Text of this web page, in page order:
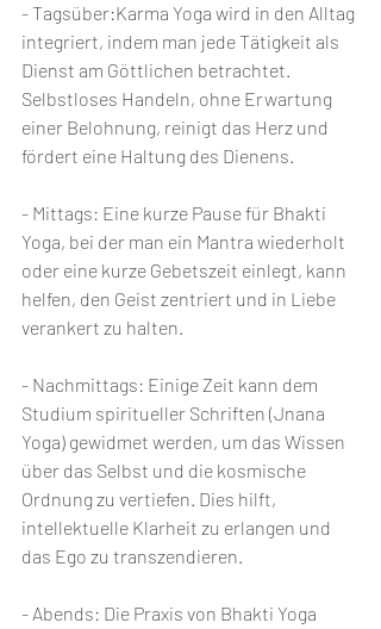
- Tagsüber:Karma Yoga wird in den Alltag
integriert, indem man jede Tätigkeit als
Dienst am Göttlichen betrachtet.
Selbstloses Handeln, ohne Erwartung
einer Belohnung, reinigt das Herz und
fördert eine Haltung des Dienens.
- Mittags: Eine kurze Pause für Bhakti
Yoga, bei der man ein Mantra wiederholt
oder eine kurze Gebetszeit einlegt, kann
helfen, den Geist zentriert und in Liebe
verankert zu halten.
- Nachmittags: Einige Zeit kann dem
Studium spiritueller Schriften (Jnana
Yoga) gewidmet werden, um das Wissen
über das Selbst und die kosmische
Ordnung zu vertiefen. Dies hilft,
intellektuelle Klarheit zu erlangen und
das Ego zu transzendieren.
- Abends: Die Praxis von Bhakti Yoga